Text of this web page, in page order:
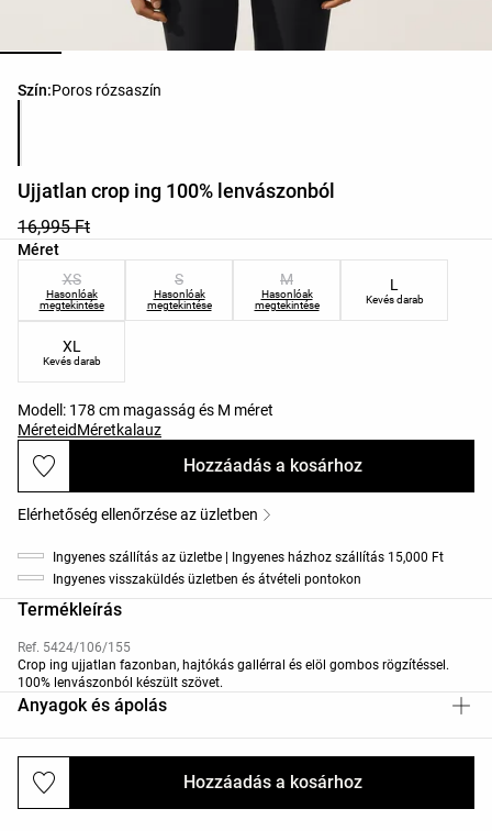
Szín:Poros rózsaszín
Termékszínek listája
Ujjatlan crop ing 100% lenvászonból
16,995 Ft
Méret
Termékméretek listája
XS
Hasonlóak
megtekintése
S
Hasonlóak
megtekintése
M
Hasonlóak
megtekintése
L
Kevés darab
XL
Kevés darab
Modell: 178 cm magasság és M méret
MéreteidMéretkalauz
Hozzáadás a kosárhoz
Hozzáadás a kosárhoz
Elérhetőség ellenőrzése az üzletben
Ingyenes szállítás az üzletbe | Ingyenes házhoz szállítás 15,000 Ft
Ingyenes visszaküldés üzletben és átvételi pontokon
Termékleírás
Ref. 5424/106/155
Crop ing ujjatlan fazonban, hajtókás gallérral és elöl gombos rögzítéssel.
100% lenvászonból készült szövet.
Anyagok és ápolás
Kiszállítás és visszaküldés